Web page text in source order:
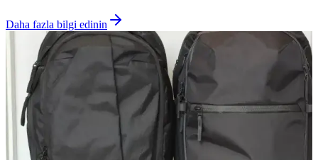
Daha fazla bilgi edinin